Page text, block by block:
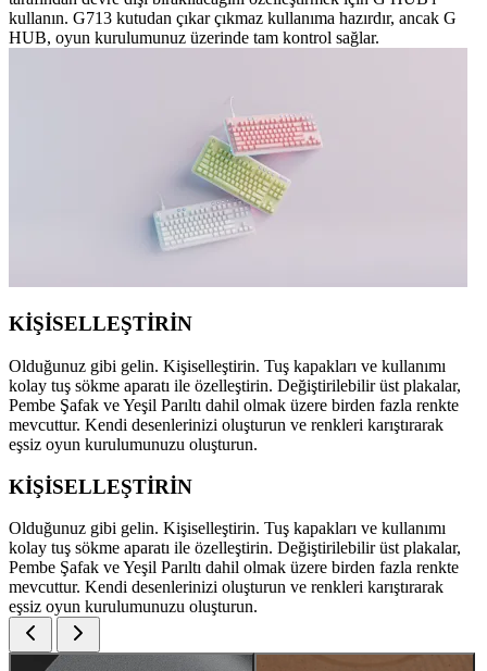
kullanın. G713 kutudan çıkar çıkmaz kullanıma hazırdır, ancak G
HUB, oyun kurulumunuz üzerinde tam kontrol sağlar.
KİŞİSELLEŞTİRİN
Olduğunuz gibi gelin. Kişiselleştirin. Tuş kapakları ve kullanımı
kolay tuş sökme aparatı ile özelleştirin. Değiştirilebilir üst plakalar,
Pembe Şafak ve Yeşil Parıltı dahil olmak üzere birden fazla renkte
mevcuttur. Kendi desenlerinizi oluşturun ve renkleri karıştırarak
eşsiz oyun kurulumunuzu oluşturun.
KİŞİSELLEŞTİRİN
Olduğunuz gibi gelin. Kişiselleştirin. Tuş kapakları ve kullanımı
kolay tuş sökme aparatı ile özelleştirin. Değiştirilebilir üst plakalar,
Pembe Şafak ve Yeşil Parıltı dahil olmak üzere birden fazla renkte
mevcuttur. Kendi desenlerinizi oluşturun ve renkleri karıştırarak
eşsiz oyun kurulumunuzu oluşturun.